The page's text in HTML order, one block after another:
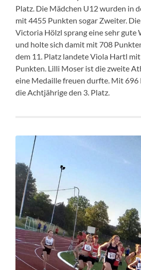
Platz. Die Mädchen U12 wurden in
mit 4455 Punkten sogar Zweiter.
Victoria Hölzl sprang eine sehr gute
und holte sich damit mit 708
dem 11. Platz landete Viola Hartl
Punkten. Lilli Moser ist die zweite
eine Medaille freuen durfte. Mit
die Achtjährige den 3. Platz.